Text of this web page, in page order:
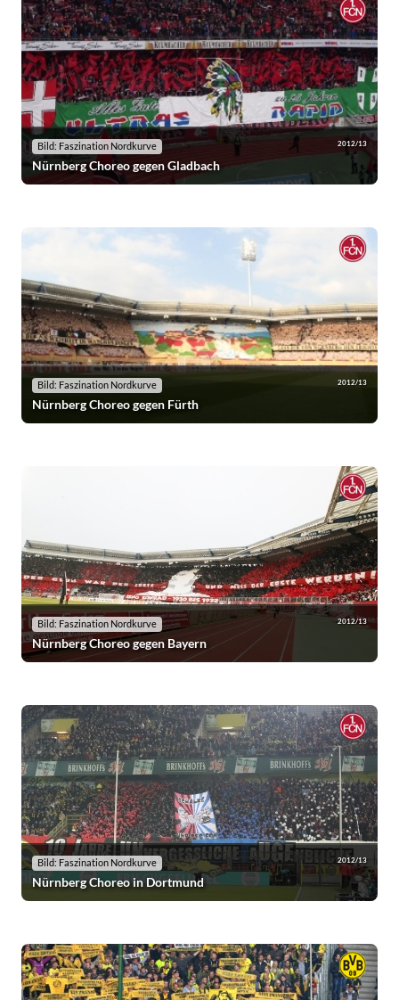
Bild: Faszination Nordkurve 2012/13
Nürnberg Choreo gegen Gladbach
Bild: Faszination Nordkurve 2012/13
Nürnberg Choreo gegen Fürth
Bild: Faszination Nordkurve 2012/13
Nürnberg Choreo gegen Bayern
Bild: Faszination Nordkurve 2012/13
Nürnberg Choreo in Dortmund